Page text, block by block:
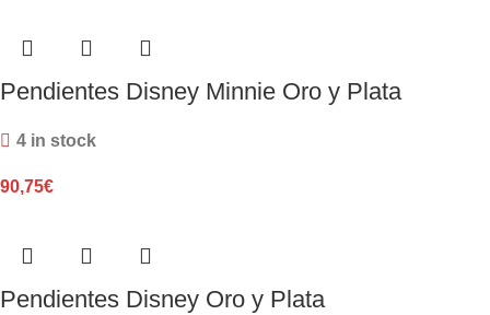
Pendientes Disney Minnie Oro y Plata
4 in stock
90,75€
Pendientes Disney Oro y Plata